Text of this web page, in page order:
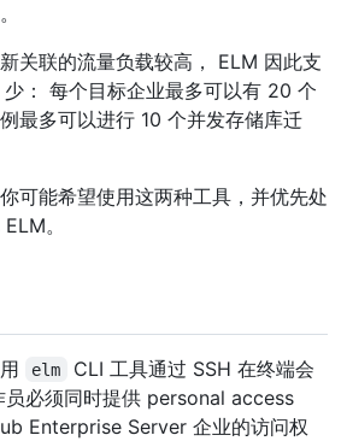
关联的流量负载较高， ELM 因此支
： 每个目标企业最多可以有 20 个
最多可以进行 10 个并发存储库迁
可能希望使用这两种工具，并优先处
。
elm
CLI 工具通过 SSH 在终端会
员必须同时提供 personal access
Enterprise Server 企业的访问权